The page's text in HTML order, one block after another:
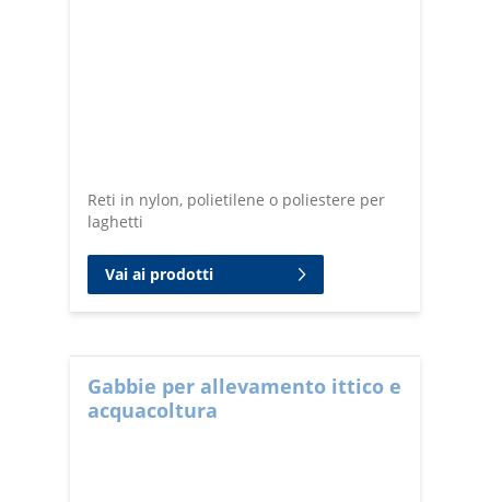
Reti in nylon, polietilene o poliestere per
laghetti
Vai ai prodotti
Gabbie per allevamento ittico e
acquacoltura